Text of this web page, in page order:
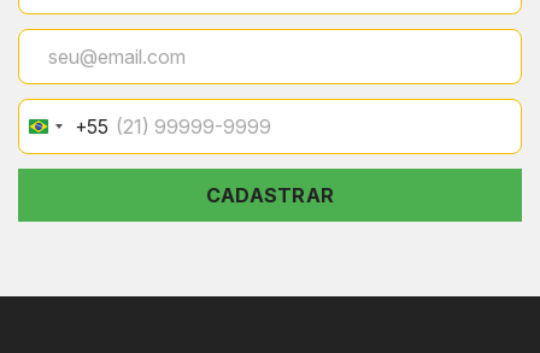
Brazil
+55
+55
CADASTRAR